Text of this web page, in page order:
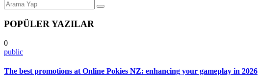
POPÜLER YAZILAR
0
public
The best promotions at Online Pokies NZ: enhancing your gameplay in 2026